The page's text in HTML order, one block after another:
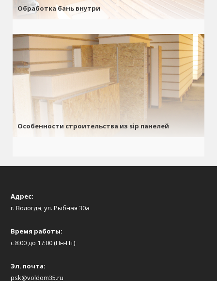
Обработка бань внутри
Особенности строительства из sip панелей
Адрес:
г. Вологда, ул. Рыбная 30а
Время работы:
с 8:00 до 17:00 (Пн-Пт)
Эл. почта:
psk@voldom35.ru